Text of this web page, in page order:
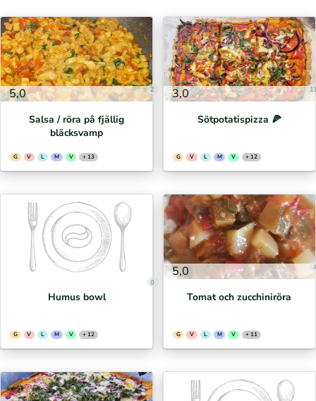
5,0 2
Salsa / röra på fjällig
bläcksvamp
G V L M V + 13
3,0
Sötpotatispizza 🍕⁣
G V L M V + 12
0
Humus bowl
G V L M V + 12
5,0
Tomat och zucchiniröra
G V L M V + 11